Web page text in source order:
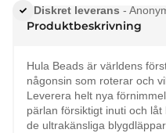
Diskret leverans -
Produktbeskrivning
Hula Beads är världens
någonsin som roterar och
Leverera helt nya
pärlan försiktigt inuti och
de ultrakänsliga